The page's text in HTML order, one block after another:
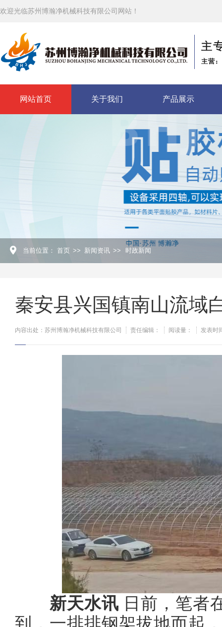
欢迎光临苏州博瀚净机械科技有限公司网站！
网站首页 关于我们 产品展示
当前位置： 首页 >> 新闻资讯 >> 时政新闻
秦安县兴国镇南山流域
内容出处：苏州博瀚净机械科技有限公司 责任编辑： 阅读量： 发表时
新天水讯 日前，笔者
到，一排排钢架拔地而起